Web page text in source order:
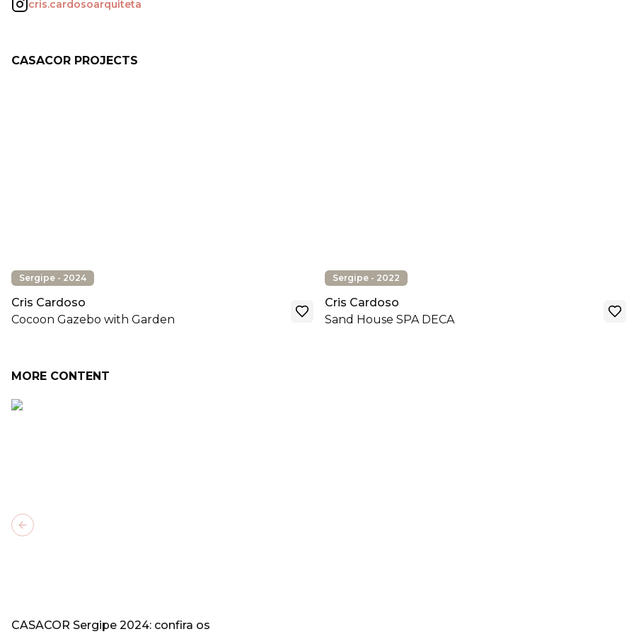
cris.cardosoarquiteta
CASACOR PROJECTS
Sergipe - 2024
Cris Cardoso
Cocoon Gazebo with Garden
Sergipe - 2022
Cris Cardoso
Sand House SPA DECA
MORE CONTENT
CASACOR Sergipe 2024: confira os
Previous slide